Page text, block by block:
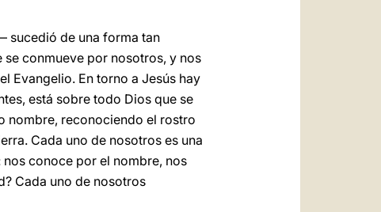
sucedió de una forma tan
se conmueve por nosotros, y nos
Evangelio. En torno a Jesús hay
está sobre todo Dios que se
nombre, reconociendo el rostro
Cada uno de nosotros es una
conoce por el nombre, nos
Cada uno de nosotros